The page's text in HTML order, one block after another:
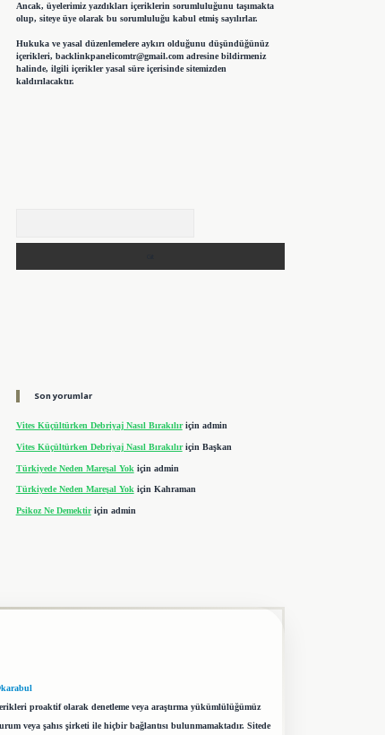
Ancak, üyelerimiz yazdıkları içeriklerin sorumluluğunu taşımakta
olup, siteye üye olarak bu sorumluluğu kabul etmiş sayılırlar.
Hukuka ve yasal düzenlemelere aykırı olduğunu düşündüğünüz
içerikleri, backlinkpanelicomtr@gmail.comadresine bildirmeniz
halinde, ilgili içerikler yasal süre içerisinde sitemizden
kaldırılacaktır.
Son yorumlar
Vites Küçültürken Debriyaj Nasıl Bırakılıriçin admin
Vites Küçültürken Debriyaj Nasıl Bırakılıriçin Başkan
Türkiyede Neden Mareşal Yok için admin
Türkiyede Neden Mareşal Yok için Kahraman
Psikoz Ne Demektiriçin admin
proaktif olarak denetleme veya araştırma yükümlülüğümüz
veya şahıs şirketi ile hiçbir bağlantısı bulunmamaktadır. Sitede